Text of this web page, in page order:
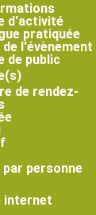
d'activité
pratiquée
l'évènement
de public
de rendez-
par personne
internet